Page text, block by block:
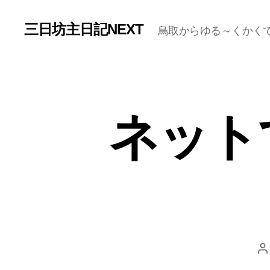
三日坊主日記NEXT 鳥取からゆる～くかく
ネッ